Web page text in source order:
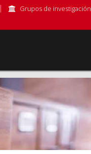
Grupos de investigación